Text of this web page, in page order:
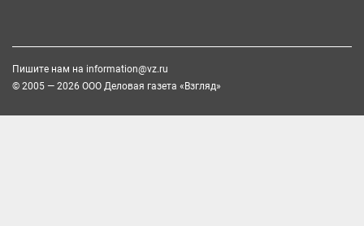
Пишите нам на information@vz.ru
© 2005 — 2026 ООО Деловая газета «Взгляд»